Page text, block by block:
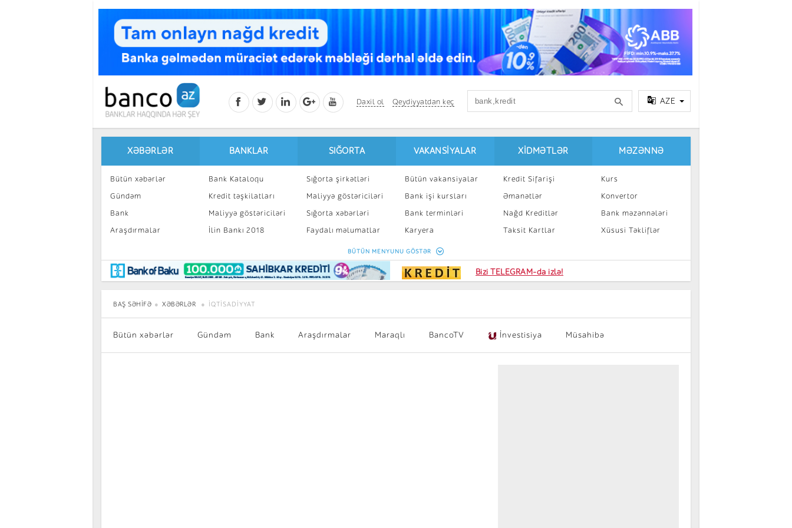
Daxil ol Qeydiyyatdan keç AZE
XƏBƏRLƏR
Bütün xəbərlər
Gündəm
Bank
Araşdırmalar
Maraqlı
BancoTV
Müsahibə
BANKLAR
Bank Kataloqu
Kredit təşkilatları
Maliyyə göstəriciləri
İlin Bankı 2018
SIĞORTA
Sığorta şirkətləri
Maliyyə göstəriciləri
Sığorta xəbərləri
Faydalı məlumatlar
Sığorta kalkulyatoru
VAKANSIYALAR
Bütün vakansiyalar
Bank işi kursları
Bank terminləri
Karyera
Peşakar inkişaf
XIDMƏTLƏR
Kredit Sifarişi
Əmanətlər
Nağd Kreditlər
Taksit Kartlar
Kart sifarişi
MƏZƏNNƏ
Kurs
Konvertor
Bank məzənnələri
Xüsusi Təkliflər
BÜTÜN MENYUNU GÖSTƏR
Bizi TELEGRAM-da izlə!
BAŞ SƏHIFƏ XƏBƏRLƏR İQTISADIYYAT
Bütün xəbərlər Gündəm Bank Araşdırmalar Maraqlı BancoTV İnvestisiya Müsahibə